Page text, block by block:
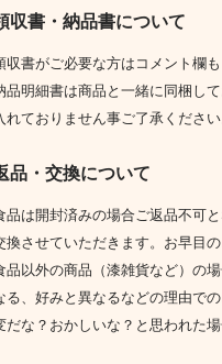
収書・納品書について
収書がご必要な方はコメント欄
品明細書は商品と一緒に同梱し
れておりません事ご了承ください
品・交換について
品は開封済みの場合ご返品不可
換させていただきます。お早目
品以外の商品（漆雑貨など）の
る、好みと異なるなどの理由で
だな？おかしいな？と思われた